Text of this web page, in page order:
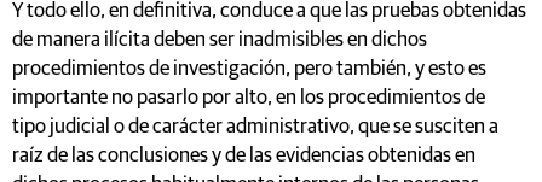
Y todo ello, en definitiva, conduce a que las pruebas obtenidas
de manera ilícita deben ser inadmisibles en dichos
procedimientos de investigación, pero también, y esto es
importante no pasarlo por alto, en los procedimientos de
tipo judicial o de carácter administrativo, que se susciten a
raíz de las conclusiones y de las evidencias obtenidas en